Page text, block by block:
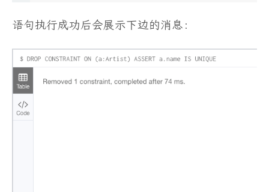
语句执行成功后会展示下边的消息：